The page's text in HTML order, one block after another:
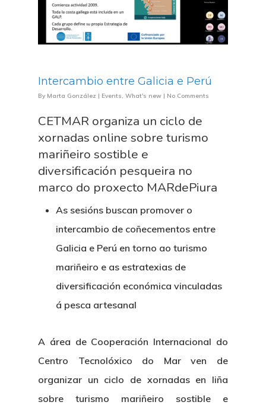
Intercambio entre Galicia e Perú
By Marta González | Events, What's new | No Comments
CETMAR organiza un ciclo de
xornadas online sobre turismo
mariñeiro sostible e
diversificación pesqueira no
marco do proxecto MARdePiura
As sesións buscan promover o
intercambio de coñecementos entre
Galicia e Perú en torno ao turismo
mariñeiro e as estratexias de
diversificación económica vinculadas
á pesca artesanal
A área de Cooperación Internacional do
Centro Tecnolóxico do Mar ven de
organizar un ciclo de xornadas en liña
sobre turismo mariñeiro sostible e